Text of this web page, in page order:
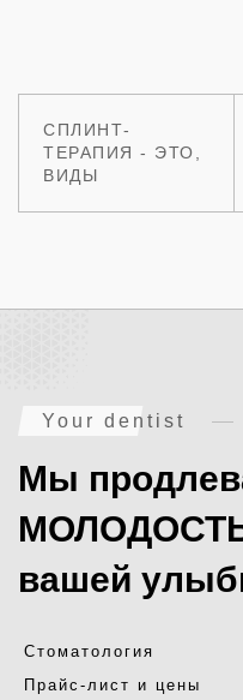
СПЛИНТ-
ТЕРАПИЯ - ЭТО,
ВИДЫ
Your dentist
Мы
МОЛОДОСТЬ
вашей
Стоматология
Прайс-лист и цены